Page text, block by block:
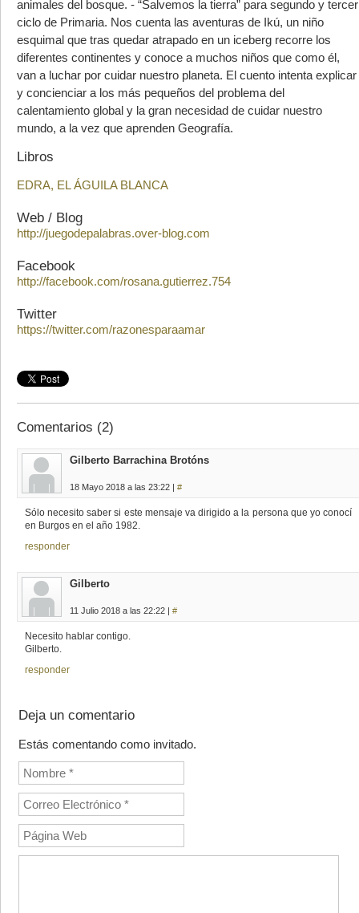
animales del bosque. - “Salvemos la tierra” para segundo y tercer
ciclo de Primaria. Nos cuenta las aventuras de Ikú, un niño
esquimal que tras quedar atrapado en un iceberg recorre los
diferentes continentes y conoce a muchos niños que como él,
van a luchar por cuidar nuestro planeta. El cuento intenta explicar
y concienciar a los más pequeños del problema del
calentamiento global y la gran necesidad de cuidar nuestro
mundo, a la vez que aprenden Geografía.
Libros
EDRA, EL ÁGUILA BLANCA
Web / Blog
http://juegodepalabras.over-blog.com
Facebook
http://facebook.com/rosana.gutierrez.754
Twitter
https://twitter.com/razonesparaamar
Comentarios (2)
Gilberto Barrachina Brotóns
18 Mayo 2018 a las 23:22 | #
Sólo necesito saber si este mensaje va dirigido a la persona que yo conocí
en Burgos en el año 1982.
responder
Gilberto
11 Julio 2018 a las 22:22 | #
Necesito hablar contigo.
Gilberto.
responder
Deja un comentario
Estás comentando como invitado.